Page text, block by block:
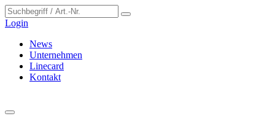
Login
News
Unternehmen
Linecard
Kontakt
Cookie-Einstellungen